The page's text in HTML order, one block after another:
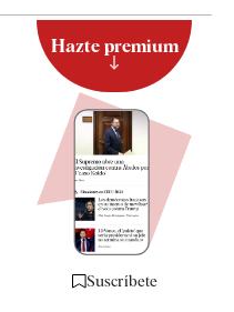
Hazte premium
Suscríbete